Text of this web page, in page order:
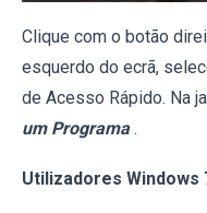
Clique com o botão
esquerdo do ecrã,
de Acesso Rápido. Na
um Programa .
Utilizadores Windows